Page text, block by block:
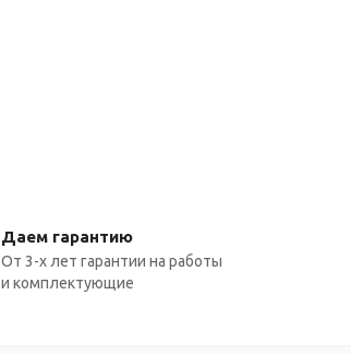
Даем гарантию
От 3-х лет гарантии на работы
и комплектующие